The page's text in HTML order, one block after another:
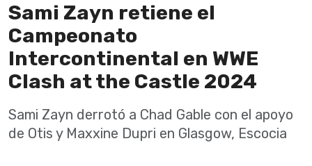
Sami Zayn retiene el
Campeonato
Intercontinental en WWE
Clash at the Castle 2024
Sami Zayn derrotó a Chad Gable con el apoyo
de Otis y Maxxine Dupri en Glasgow, Escocia